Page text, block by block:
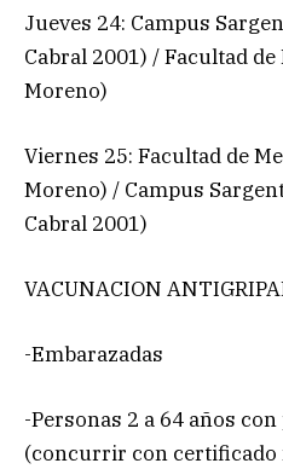
Jueves 24: Campus
Cabral 2001) / Facultad
Moreno)
Viernes 25: Facultad de
Moreno) / Campus
Cabral 2001)
VACUNACION
-Embarazadas
-Personas 2 a 64 años
(concurrir con certificado